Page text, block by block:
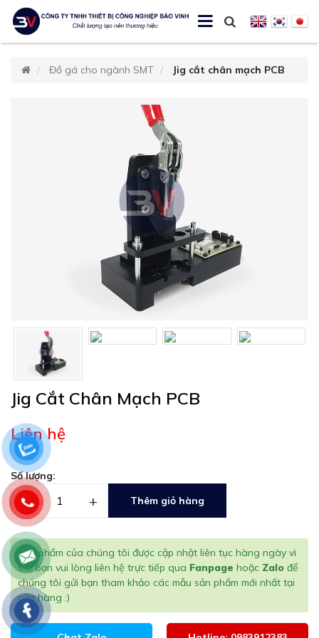
Đồ gá cho ngành SMT Jig cắt chân mạch PCB
Jig Cắt Chân Mạch PCB
Liên hệ
Số lượng:
– + Thêm giỏ hàng
Sản phẩm của chúng tôi được cập nhật liên tục hàng ngày vì
thế bạn vui lòng liên hệ trực tiếp qua Fanpage hoặc Zalo để
chúng tôi gửi bạn tham khảo các mẫu sản phẩm mới nhất tại
cửa hàng :)